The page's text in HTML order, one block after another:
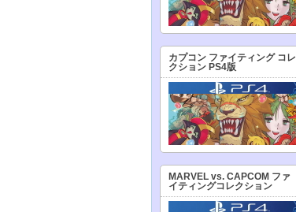
カプコン ファイティング コレ
クション PS4版
MARVEL vs. CAPCOM ファ
イティングコレクション